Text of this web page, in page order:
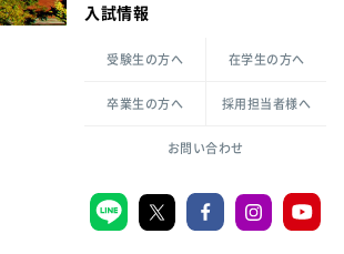
倫理憲章
ハラスメントの防止
共生のための多様性宣言
一般教育課程
教職センター
学芸員課程
図書館司書課程
生活環境科学研究所
入試情報
受験生の方へ 在学生の方へ
卒業生の方へ 採用担当者様へ
お問い合わせ